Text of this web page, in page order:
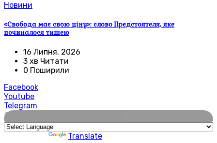
Новини
«Свобода має свою ціну»: слово Предстоятеля, яке
починалося тишею
16 Липня, 2026
3 хв Читати
0 Поширили
Facebook
Youtube
Telegram
🌍
Translate